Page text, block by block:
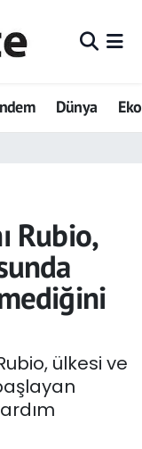
Dünya
Rubio,
ülkesi ve